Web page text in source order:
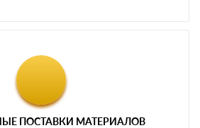
ПОСТАВКИ МАТЕРИАЛОВ